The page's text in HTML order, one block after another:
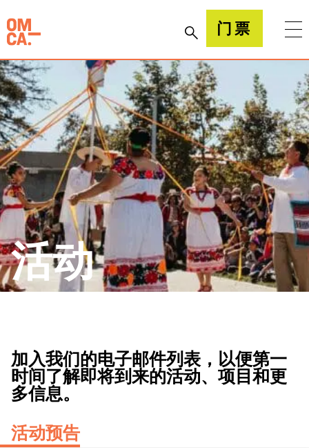
到
内
容
加州奥克兰博物馆(OMCA) 门票
活动
加入我们的电子邮件列表，以便第一
时间了解即将到来的活动、项目和更
多信息。
活动预告